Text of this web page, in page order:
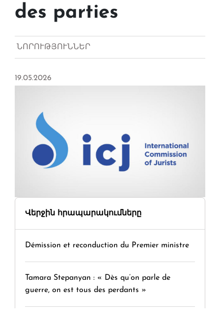
des parties
ՆՈՐՈՒԹՅՈՒՆՆԵՐ
19.05.2026
Վերջին հրապարակումները
Démission et reconduction du Premier ministre
Tamara Stepanyan : « Dès qu’on parle de
guerre, on est tous des perdants »